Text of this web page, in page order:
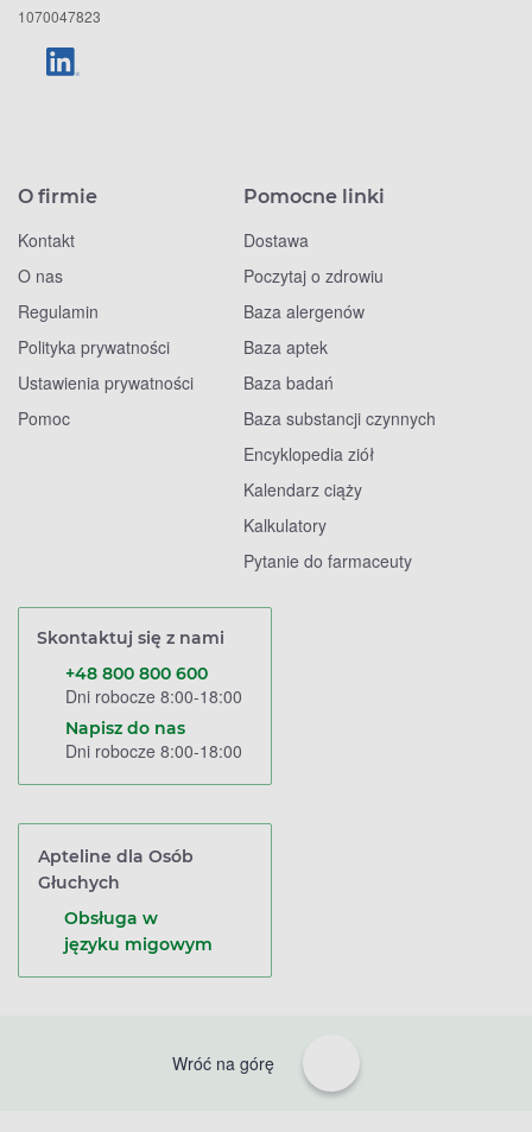
1070047823
O firmie
Kontakt
O nas
Regulamin
Polityka prywatności
Ustawienia prywatności
Pomoc
Pomocne linki
Dostawa
Poczytaj o zdrowiu
Baza alergenów
Baza aptek
Baza badań
Baza substancji czynnych
Encyklopedia ziół
Kalendarz ciąży
Kalkulatory
Pytanie do farmaceuty
Skontaktuj się z nami
+48 800 800 600
Dni robocze 8:00-18:00
Napisz do nas
Dni robocze 8:00-18:00
Apteline dla Osób
Głuchych
Obsługa w
języku migowym
Wróć na górę